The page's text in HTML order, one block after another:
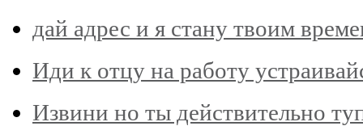
дай адрес и я стану твоим
Иди к отцу на работу
Извини но ты действительно